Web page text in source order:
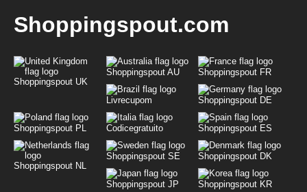
Shoppingspout.com
Shoppingspout UK
Shoppingspout AU Shoppingspout FR
Livrecupom Shoppingspout DE
Shoppingspout PL Codicegratuito Shoppingspout ES
Shoppingspout NL
Shoppingspout SE Shoppingspout DK
Shoppingspout JP Shoppingspout KR